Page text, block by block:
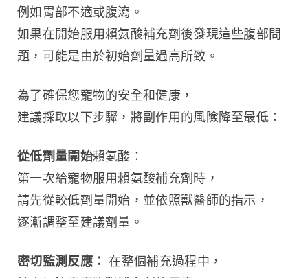
例如胃部不適或腹瀉。
如果在開始服用賴氨酸補充劑後發現這些腹部問
題，可能是由於初始劑量過高所致。
為了確保您寵物的安全和健康，
建議採取以下步驟，將副作用的風險降至最低：
從低劑量開始賴氨酸：
第一次給寵物服用賴氨酸補充劑時，
請先從較低劑量開始，並依照獸醫師的指示，
逐漸調整至建議劑量。
密切監測反應： 在整個補充過程中，